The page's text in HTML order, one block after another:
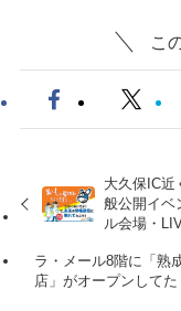
こ
大久保IC近
般公開イベ
ル会場・
ラ・メール8階に「熟
店」がオープンしてた